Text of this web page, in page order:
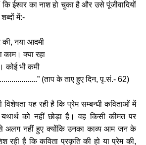
ईश्वर का नाश हो चुका है और उसे पूंजीवादियों
में:-
की, नया आदमी
क्या रहा
कोई भी कमी
(ताप के ताए हुए दिन, पृ.सं.- 62)
यह रही है कि प्रेम सम्बन्धी कविताओं में
को नहीं छोड़ा है। वह किसी कीमत पर
से अलग नहीं हुए क्योंकि उनका काव्य आम जन के
रही है कि कविता प्रकृति की हो या प्रेम की,